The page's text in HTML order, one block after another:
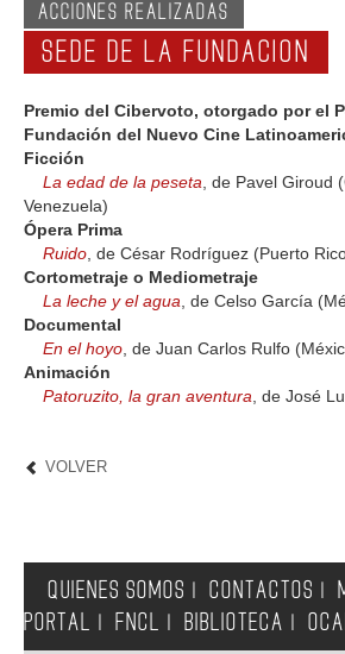
ACCIONES REALIZADAS
SEDE DE LA FUNDACION
Premio del Cibervoto, otorgado por el
Fundación del Nuevo Cine
Ficción
La edad de la peseta, de Pavel Giroud
Venezuela)
Ópera Prima
Ruido, de César Rodríguez (Puerto
Cortometraje o Mediometraje
La leche y el agua, de Celso García
Documental
En el hoyo, de Juan Carlos Rulfo
Animación
Patoruzito, la gran aventura, de José
VOLVER
QUIENES SOMOS CONTACTOS
PORTAL
FNCL BIBLIOTECA